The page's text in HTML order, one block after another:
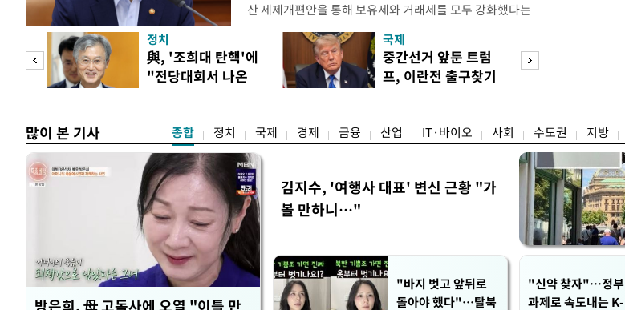
산 세제개편안을 통해 보유세와 거래세를 모두 강화했다는
지적에 대해 "사는(실거주) 30억원 이하 주택은 보유세도 줄
어들고 나중에 팔 때 양도세도 줄어든다"고 설명했다. 구 부
총리는 이날 오전 MBC 라디오 '김종배의 시선집중'과의 인
터뷰에서 "이게(30억원 이하 주택이) 99% 정도 된다.
정치
與, '조희대 탄핵'에
"전당대회서 나온
국제
중간선거 앞둔 트럼
프, 이란전 출구찾기
많이 본 기사 종합 정치 국제 경제 금융 산업 IT·바이오 사회 수도권 지방
방은희, 母 고독사에 오열 "이틀 만
김지수, '여행사 대표' 변신 근황 "가
볼 만하니…"
"바지 벗고 앞뒤로
돌아야 했다"…탈북
"신약 찾자"…정부
과제로 속도내는 K-